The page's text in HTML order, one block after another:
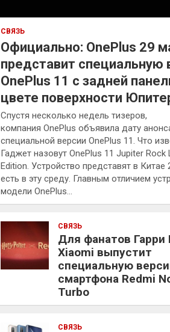
СВЯЗЬ
Официально: OnePlus 29
представит специальную
OnePlus 11 с задней
цвете поверхности
Спустя несколько недель тизеров,
компания OnePlus объявила дату
специальной версии OnePlus 11. Что
Гаджет назовут OnePlus 11 Jupiter Rock
Edition. Устройство представят в Китае
есть в эту среду. Главным отличием
модели OnePlus…
СВЯЗЬ
Для фанатов Гарри
Xiaomi выпустит
специальную
смартфона Redmi
Turbo
СВЯЗЬ